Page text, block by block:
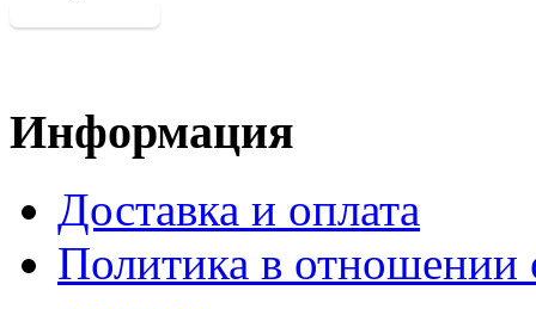
Информация
Доставка и оплата
Политика в отношении